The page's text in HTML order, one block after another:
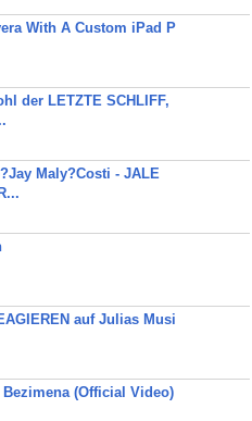
With A Custom iPad P
der LETZTE SCHLIFF,
Maly?Costi - JALE
auf Julias Musi
(Official Video)